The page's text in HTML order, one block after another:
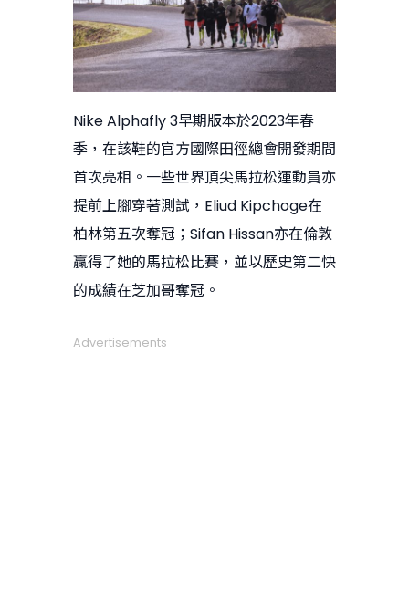
Nike Alphafly 3早期版本於2023年春
季，在該鞋的官方國際田徑總會開發期間
首次亮相。一些世界頂尖馬拉松運動員亦
提前上腳穿著測試，Eliud Kipchoge在
柏林第五次奪冠；Sifan Hissan亦在倫敦
贏得了她的馬拉松比賽，並以歷史第二快
的成績在芝加哥奪冠。
Advertisements